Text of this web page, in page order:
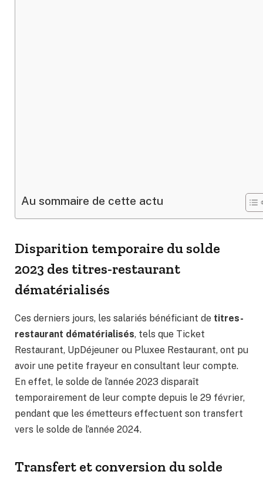
Au sommaire de cette actu
Disparition temporaire du solde
2023 des titres-restaurant
dématérialisés
Ces derniers jours, les salariés bénéficiant de titres-
restaurant dématérialisés, tels que Ticket
Restaurant, UpDéjeuner ou Pluxee Restaurant, ont pu
avoir une petite frayeur en consultant leur compte.
En effet, le solde de l’année 2023 disparaît
temporairement de leur compte depuis le 29 février,
pendant que les émetteurs effectuent son transfert
vers le solde de l’année 2024.
Transfert et conversion du solde